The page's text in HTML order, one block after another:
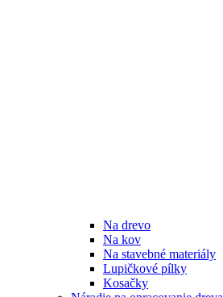
Na drevo
Na kov
Na stavebné materiály
Lupičkové pílky
Kosačky